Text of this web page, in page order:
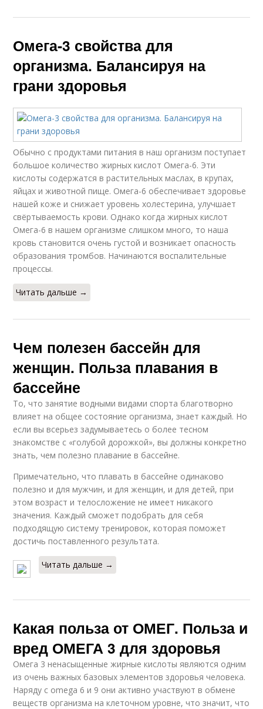
Омега-3 свойства для
организма. Балансируя на
грани здоровья
Обычно с продуктами питания в наш организм поступает
большое количество жирных кислот Омега-6. Эти
кислоты содержатся в растительных маслах, в крупах,
яйцах и животной пище. Омега-6 обеспечивает здоровье
нашей коже и снижает уровень холестерина, улучшает
свёртываемость крови. Однако когда жирных кислот
Омега-6 в нашем организме слишком много, то наша
кровь становится очень густой и возникает опасность
образования тромбов. Начинаются воспалительные
процессы.
Читать дальше →
Чем полезен бассейн для
женщин. Польза плавания в
бассейне
То, что занятие водными видами спорта благотворно
влияет на общее состояние организма, знает каждый. Но
если вы всерьез задумываетесь о более тесном
знакомстве с «голубой дорожкой», вы должны конкретно
знать, чем полезно плавание в бассейне.
Примечательно, что плавать в бассейне одинаково
полезно и для мужчин, и для женщин, и для детей, при
этом возраст и телосложение не имеет никакого
значения. Каждый сможет подобрать для себя
подходящую систему тренировок, которая поможет
достичь поставленного результата.
Читать дальше →
Какая польза от ОМЕГ. Польза и
вред ОМЕГА 3 для здоровья
Омега 3 ненасыщенные жирные кислоты являются одним
из очень важных базовых элементов здоровья человека.
Наряду с omega 6 и 9 они активно участвуют в обмене
веществ организма на клеточном уровне, что значит, что